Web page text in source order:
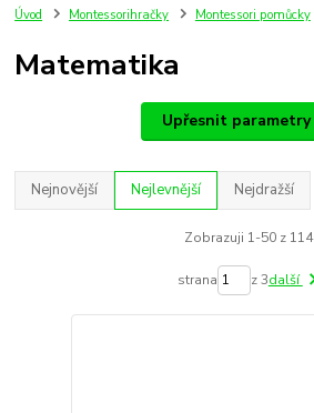
Úvod Montessorihračky Montessori pomůcky
Matematika
Upřesnit parametry
Nejnovější Nejlevnější Nejdražší
Zobrazuji 1-50 z 114
strana z 3další